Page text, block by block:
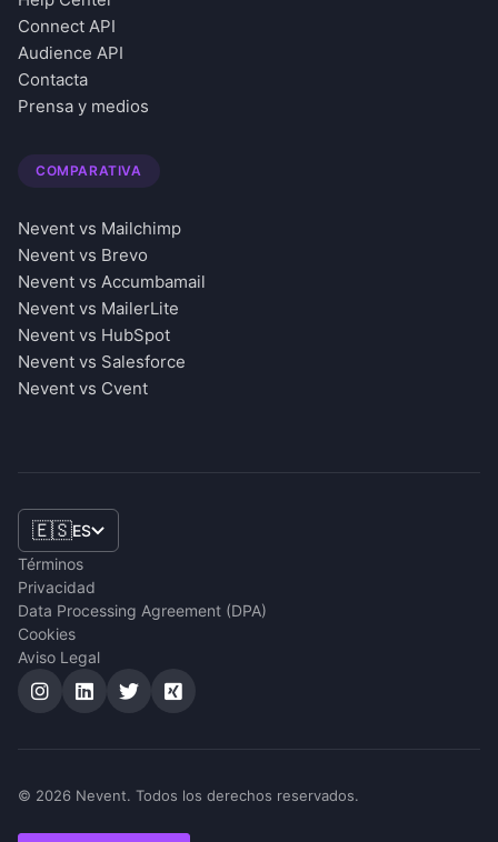
Connect API
Audience API
Contacta
Prensa y medios
COMPARATIVA
Nevent vs Mailchimp
Nevent vs Brevo
Nevent vs Accumbamail
Nevent vs MailerLite
Nevent vs HubSpot
Nevent vs Salesforce
Nevent vs Cvent
🇪🇸ES
Términos
Privacidad
Data Processing Agreement (DPA)
Cookies
Aviso Legal
© 2026 Nevent. Todos los derechos reservados.